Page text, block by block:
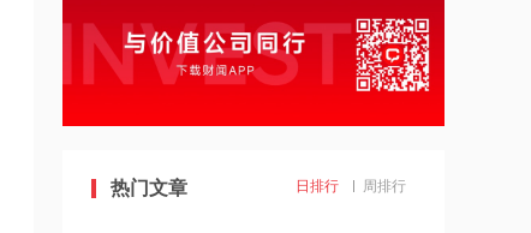
21:08
创力集团：高管郝龙拟减持公司股份不
上海电气与上海国投共商具身智能产业
应用高地建设
热门文章 日排行 周排行